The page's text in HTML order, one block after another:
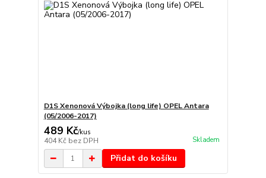
D1S Xenonová Výbojka (long life) OPEL Antara
(05/2006-2017)
489 Kč/kus
404 Kč bez DPH Skladem
Přidat do košíku